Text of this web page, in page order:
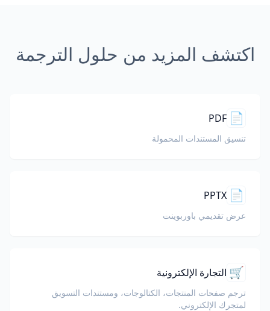
اكتشف المزيد من حلول الترجمة
📄
PDF
تنسيق المستندات المحمولة
📄
PPTX
عرض تقديمي باوربوينت
🛒 التجارة الإلكترونية
ترجم صفحات المنتجات، الكتالوجات، ومستندات التسويق
لمتجرك الإلكتروني.